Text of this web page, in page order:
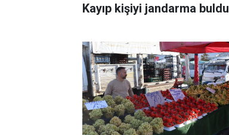
Kayıp kişiyi jandarma buldu